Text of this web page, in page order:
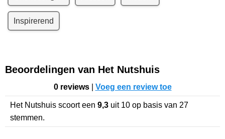
Inspirerend
Beoordelingen van Het Nutshuis
0 reviews| Voeg een review toe
Het Nutshuis scoort een 9,3 uit 10 op basis van 27
stemmen.